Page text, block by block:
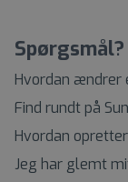
Spørgsmål?
Hvordan ændrer
Find rundt på
Hvordan
Jeg har glemt